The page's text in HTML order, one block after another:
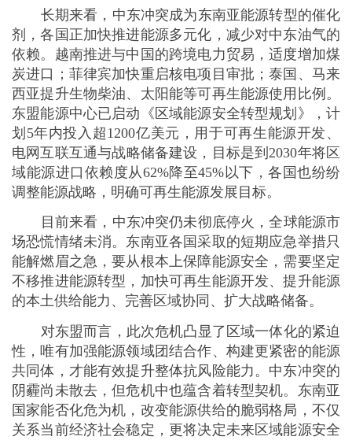
阴霾尚未散去，但危机中也蕴含着转型契机。东南亚
国家能否化危为机，改变能源供给的脆弱格局，不仅
关系当前经济社会稳定，更将决定未来区域能源安全
与经济发展前景。